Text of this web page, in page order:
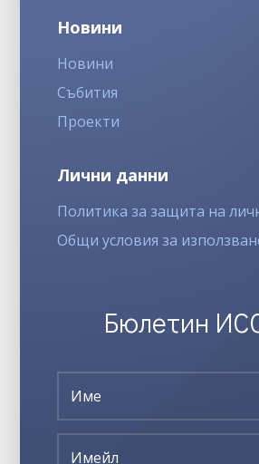
Новини
Новини
Събития
Проекти
Лични данни
Политика за защита на
Общи условия за
Бюлетин